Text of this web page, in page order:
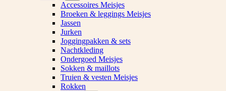
Accessoires Meisjes
Broeken & leggings Meisjes
Jassen
Jurken
Joggingpakken & sets
Nachtkleding
Ondergoed Meisjes
Sokken & maillots
Truien & vesten Meisjes
Rokken